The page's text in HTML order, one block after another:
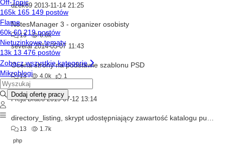
dzek69 2013-11-14 21:25
NotesManager 3 - organizer osobisty
13 6.6k
several 2014-05-07 11:43
Ocena strony na podstawie szablonu PSD
13 4.0k
1
www
psd
Freja Draco 2019-07-12 13:14
13
1.7k
php